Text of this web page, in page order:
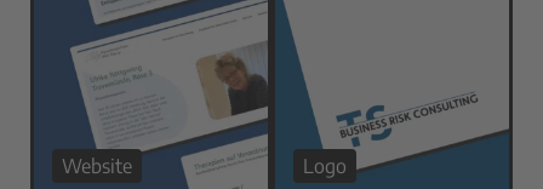
Website Logo